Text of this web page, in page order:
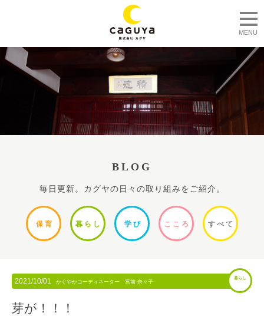
MENU
BLOG
毎日更新。カグヤの日々の取り組みをご紹介。
保 育 暮ら し 学 び ここ ろ すべて
2021/10/01 かぐやかコーディネーター 宮前 奈々子
暮らし
芽が！！！